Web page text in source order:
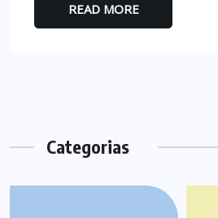
READ MORE
Categorias